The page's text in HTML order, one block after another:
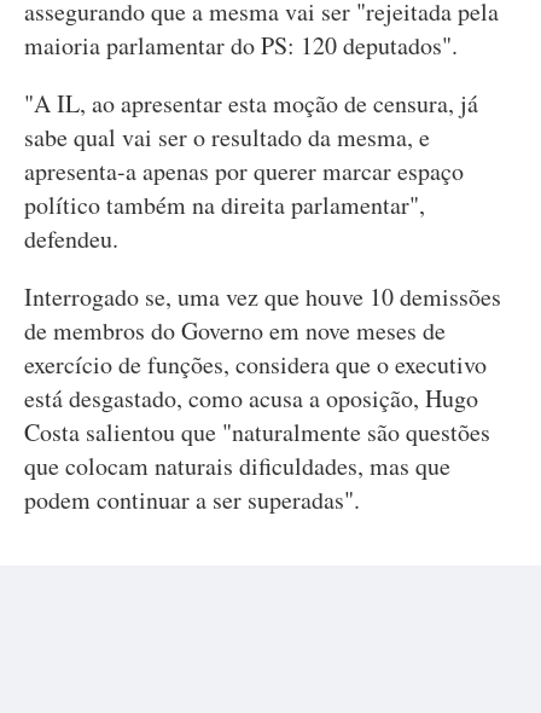
assegurando que a mesma vai ser "rejeitada pela
maioria parlamentar do PS: 120 deputados".
"A IL, ao apresentar esta moção de censura, já
sabe qual vai ser o resultado da mesma, e
apresenta-a apenas por querer marcar espaço
político também na direita parlamentar",
defendeu.
Interrogado se, uma vez que houve 10 demissões
de membros do Governo em nove meses de
exercício de funções, considera que o executivo
está desgastado, como acusa a oposição, Hugo
Costa salientou que "naturalmente são questões
que colocam naturais dificuldades, mas que
podem continuar a ser superadas".